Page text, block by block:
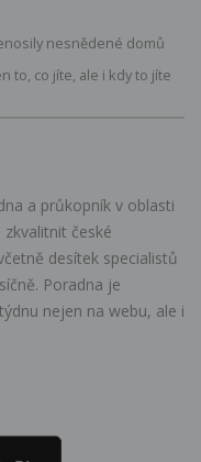
nesnědené domů
to, co jíte, ale i kdy to jíte
a průkopník v oblasti
české
desítek specialistů
Poradna je
nejen na webu, ale i